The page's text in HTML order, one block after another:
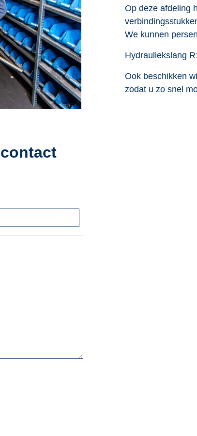
Op deze afdeling
We kunnen
Hydrauliekslang
Ook beschikken
zodat u zo snel